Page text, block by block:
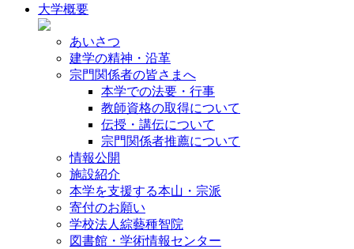
大学概要
あいさつ
建学の精神・沿革
宗門関係者の皆さまへ
本学での法要・行事
教師資格の取得について
伝授・講伝について
宗門関係者推薦について
情報公開
施設紹介
本学を支援する本山・宗派
寄付のお願い
学校法人綜藝種智院
図書館・学術情報センター